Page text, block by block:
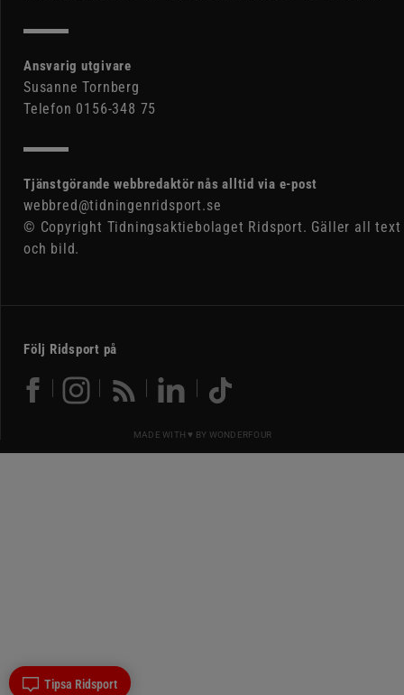
Tipsa Ridsport
Ansvarig utgivare
Susanne Tornberg
Telefon 0156-348 75
Tjänstgörande webbredaktör nås alltid via e-post
webbred@tidningenridsport.se
© Copyright Tidningsaktiebolaget Ridsport. Gäller all text
och bild.
Följ Ridsport på
MADE WITH ♥ BY WONDERFOUR